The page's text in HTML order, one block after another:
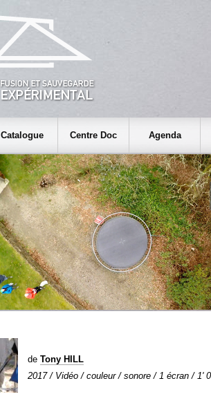
Catalogue Centre Doc Agenda
de Tony HILL
2017 / Vidéo / couleur / sonore / 1 écran / 1'